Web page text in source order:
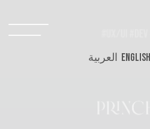
ENGLISH العربية